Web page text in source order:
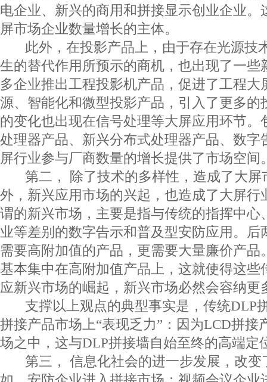
电企业、新兴的商用和拼接显示创业企业。
屏市场企业数量增长的主体。
此外，在投影产品上，由于存在光源技
生的替代作用所预示的商机，也出现了一些
多企业推出工程投影机产品，促进了工程大
源、智能化和微型投影产品，引入了更多的
的变化也出现在信号处理等大屏应用环节。
处理器产品、新兴分布式处理器产品、数字
屏行业参与厂商数量的增长提供了市场空间
第二， 除了技术的多样性，造成了大屏
外，新兴应用市场的兴起，也造成了大屏行
谓的新兴市场，主要是指与传统的指挥中心
业等差别的数字告示和普及型安防应用。后
需要高附加值的产品，更需要大量廉价产品
基本集中在高附加值产品上，这就使得这些
应新兴市场的崛起，新兴市场必然会容纳更
支撑以上观点的典型事实是，传统DLP
拼接产品市场上“表现乏力”：因为LCD拼接
场之中，这与DLP拼接墙自始至终的高端定
第三， 信息化社会的进一步发展，改变